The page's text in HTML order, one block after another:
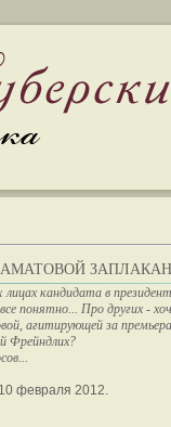
лицах кандидата в
понятно... Про других -
агитирующей за
Фрейндлих?
февраля 2012.